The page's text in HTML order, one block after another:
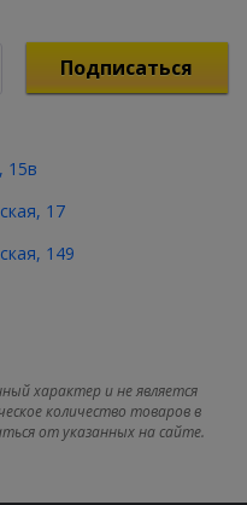
Подписаться
15в
17
149
характер и не является
количество товаров в
от указанных на сайте.